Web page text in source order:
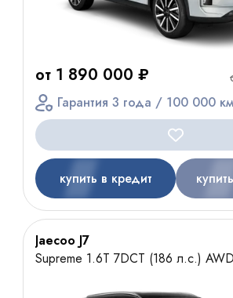
от 1 890 000 ₽
Гарантия 3 года / 100 000 км
купить в кредит
Jaecoo J7
Supreme 1.6T 7DCT (186 л.с.) AWD